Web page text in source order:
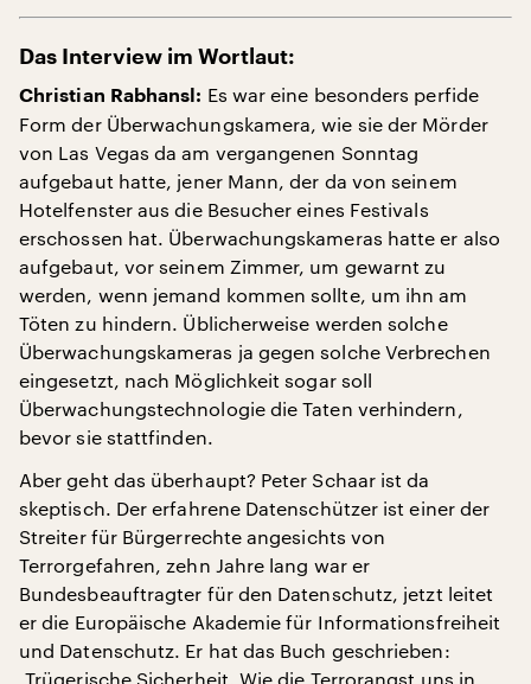
Das Interview im Wortlaut:
Christian Rabhansl: Es war eine besonders perfide
Form der Überwachungskamera, wie sie der Mörder
von Las Vegas da am vergangenen Sonntag
aufgebaut hatte, jener Mann, der da von seinem
Hotelfenster aus die Besucher eines Festivals
erschossen hat. Überwachungskameras hatte er also
aufgebaut, vor seinem Zimmer, um gewarnt zu
werden, wenn jemand kommen sollte, um ihn am
Töten zu hindern. Üblicherweise werden solche
Überwachungskameras ja gegen solche Verbrechen
eingesetzt, nach Möglichkeit sogar soll
Überwachungstechnologie die Taten verhindern,
bevor sie stattfinden.
Aber geht das überhaupt? Peter Schaar ist da
skeptisch. Der erfahrene Datenschützer ist einer der
Streiter für Bürgerrechte angesichts von
Terrorgefahren, zehn Jahre lang war er
Bundesbeauftragter für den Datenschutz, jetzt leitet
er die Europäische Akademie für Informationsfreiheit
und Datenschutz. Er hat das Buch geschrieben:
„Trügerische Sicherheit. Wie die Terrorangst uns in